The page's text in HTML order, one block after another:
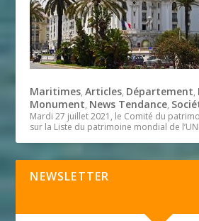
Maritimes,Articles, Département,
Monument, News Tendance,
Mardi 27 juillet 2021, le Comité du
sur la Liste du patrimoine mondial de
NEWSLETTER